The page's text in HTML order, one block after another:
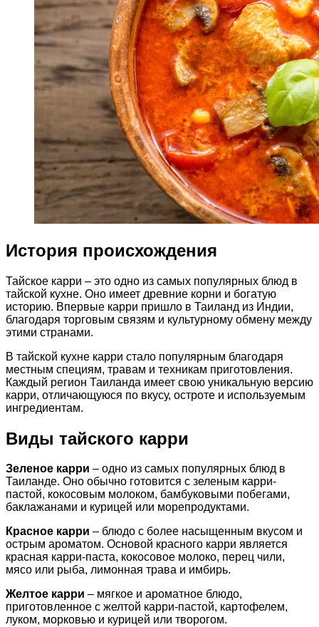
История происхождения
Тайское карри – это одно из самых популярных блюд в
тайской кухне. Оно имеет древние корни и богатую
историю. Впервые карри пришло в Таиланд из Индии,
благодаря торговым связям и культурному обмену между
этими странами.
В тайской кухне карри стало популярным благодаря
местным специям, травам и техникам приготовления.
Каждый регион Таиланда имеет свою уникальную версию
карри, отличающуюся по вкусу, остроте и используемым
ингредиентам.
Виды тайского карри
Зеленое карри – одно из самых популярных блюд в
Таиланде. Оно обычно готовится с зеленым карри-
пастой, кокосовым молоком, бамбуковыми побегами,
баклажанами и курицей или морепродуктами.
Красное карри – блюдо с более насыщенным вкусом и
острым ароматом. Основой красного карри является
красная карри-паста, кокосовое молоко, перец чили,
мясо или рыба, лимонная трава и имбирь.
Желтое карри – мягкое и ароматное блюдо,
приготовленное с желтой карри-пастой, картофелем,
луком, морковью и курицей или творогом.